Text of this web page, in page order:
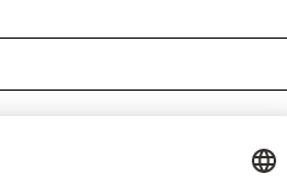
und Geschmack